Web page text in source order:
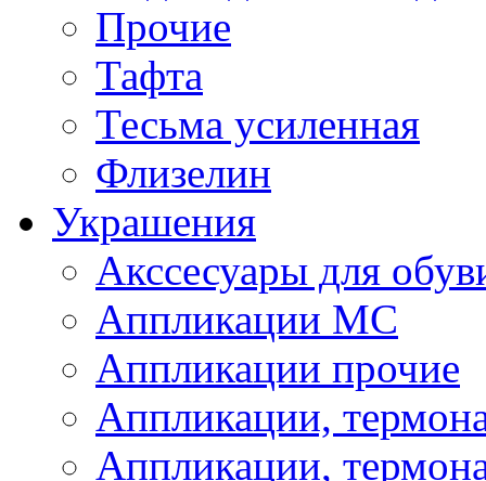
Прочие
Тафта
Тесьма усиленная
Флизелин
Украшения
Акссесуары для
Аппликации МС
Аппликации прочие
Аппликации,
Аппликации,